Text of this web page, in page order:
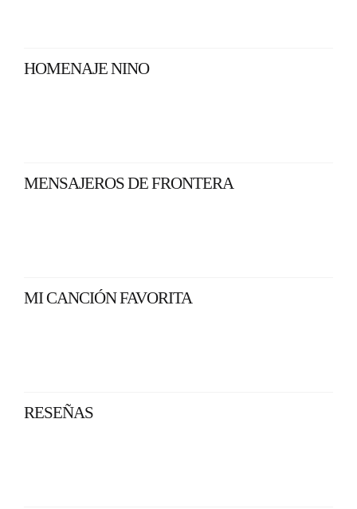
HOMENAJE NINO
MENSAJEROS DE FRONTERA
MI CANCIÓN FAVORITA
RESEÑAS